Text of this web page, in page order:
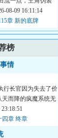
有系统。
08-09 16:11:14
章 新的底牌
榜
情
行长官因为失去了价
而降的疯魔系统无
四章 终章